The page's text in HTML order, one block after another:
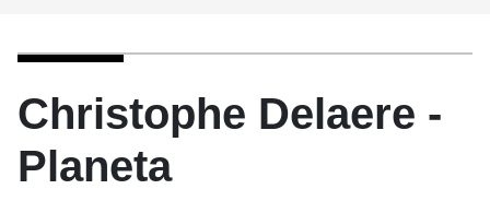
Christophe Delaere -
Planeta